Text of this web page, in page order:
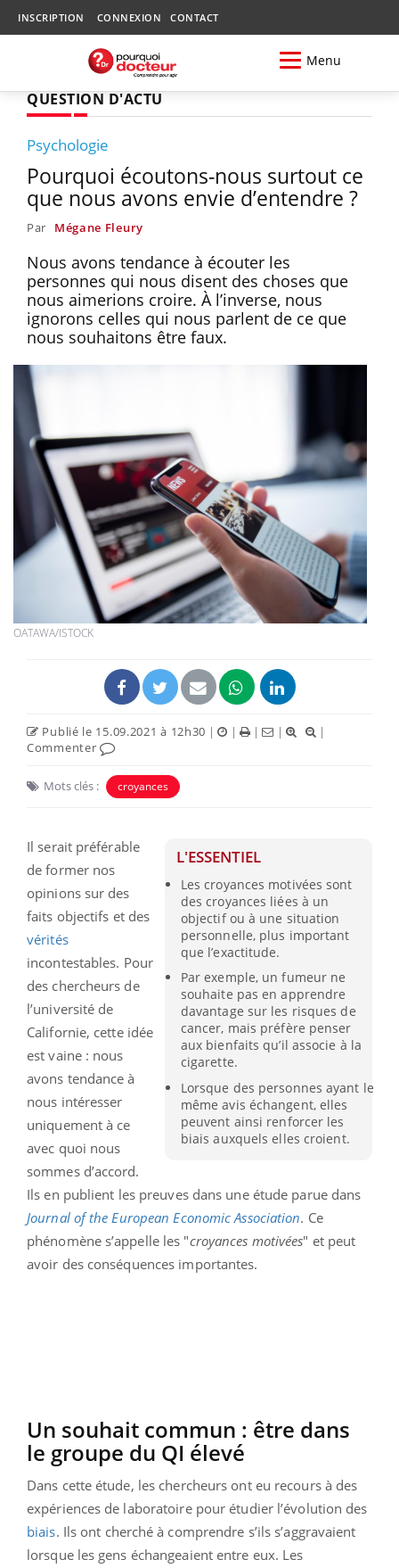
INSCRIPTION CONNEXION CONTACT
Menu
QUESTION D'ACTU
Psychologie
Pourquoi écoutons-nous surtout ce
que nous avons envie d’entendre ?
Par Mégane Fleury
Nous avons tendance à écouter les
personnes qui nous disent des choses que
nous aimerions croire. À l’inverse, nous
ignorons celles qui nous parlent de ce que
nous souhaitons être faux.
OATAWA/ISTOCK
Publié le 15.09.2021 à 12h30 | | | |
|
Commenter
Mots clés : croyances
L'ESSENTIEL
Les croyances motivées sont
des croyances liées à un
objectif ou à une situation
personnelle, plus important
que l’exactitude.
Par exemple, un fumeur ne
souhaite pas en apprendre
davantage sur les risques de
cancer, mais préfère penser
aux bienfaits qu’il associe à la
cigarette.
Lorsque des personnes ayant le
même avis échangent, elles
peuvent ainsi renforcer les
biais auxquels elles croient.
Il serait préférable
de former nos
opinions sur des
faits objectifs et des
vérités
incontestables. Pour
des chercheurs de
l’université de
Californie, cette idée
est vaine : nous
avons tendance à
nous intéresser
uniquement à ce
avec quoi nous
sommes d’accord.
Ils en publient les preuves dans une étude parue dans
Journal of the European Economic Association. Ce
phénomène s’appelle les "croyances motivées" et peut
avoir des conséquences importantes.
Un souhait commun : être dans
le groupe du QI élevé
Dans cette étude, les chercheurs ont eu recours à des
expériences de laboratoire pour étudier l’évolution des
biais. Ils ont cherché à comprendre s’ils s’aggravaient
lorsque les gens échangeaient entre eux. Les